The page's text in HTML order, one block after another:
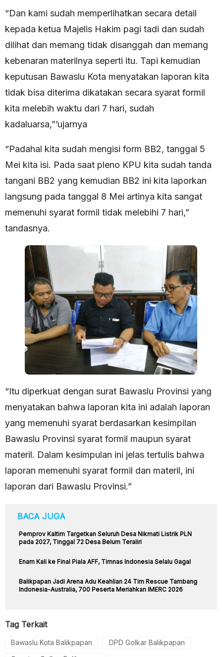
“Dan kami sudah memperlihatkan secara detail
kepada ketua Majelis Hakim pagi tadi dan sudah
dilihat dan memang tidak disanggah dan memang
kebenaran materilnya seperti itu. Tapi kemudian
keputusan Bawaslu Kota menyatakan laporan kita
tidak bisa diterima dikatakan secara syarat formil
kita melebih waktu dari 7 hari, sudah
kadaluarsa,”’ujarnya
“Padahal kita sudah mengisi form BB2, tanggal 5
Mei kita isi. Pada saat pleno KPU kita sudah tanda
tangani BB2 yang kemudian BB2 ini kita laporkan
langsung pada tanggal 8 Mei artinya kita sangat
memenuhi syarat formil tidak melebihi 7 hari,”
tandasnya.
“Itu diperkuat dengan surat Bawaslu Provinsi yang
menyatakan bahwa laporan kita ini adalah laporan
yang memenuhi syarat berdasarkan kesimpilan
Bawaslu Provinsi syarat formil maupun syarat
materil. Dalam kesimpulan ini jelas tertulis bahwa
laporan memenuhi syarat formil dan materil, ini
laporan dari Bawaslu Provinsi.”
BACA JUGA
Pemprov Kaltim Targetkan Seluruh Desa Nikmati Listrik PLN
pada 2027, Tinggal 72 Desa Belum Teraliri
Enam Kali ke Final Piala AFF, Timnas Indonesia Selalu Gagal
Balikpapan Jadi Arena Adu Keahlian 24 Tim Rescue Tambang
Indonesia-Australia, 700 Peserta Meriahkan IMERC 2026
Tag Terkait
Bawaslu Kota Balikpapan
DPD Golkar Balikpapan